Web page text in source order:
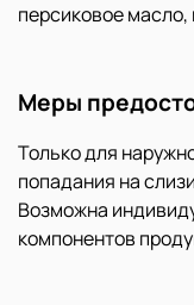
персиковое
Меры
Только для
попадания на
Возможна
компонентов